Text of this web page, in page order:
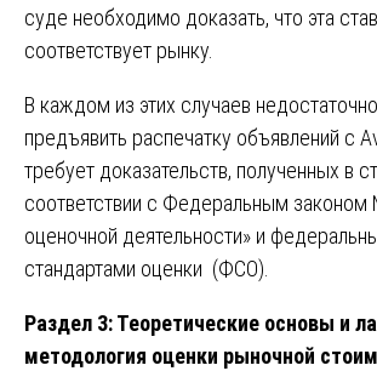
суде необходимо доказать, что эта
соответствует рынку.
В каждом из этих случаев
предъявить распечатку объявлений с
требует доказательств, полученных в
соответствии с Федеральным
оценочной деятельности» и
стандартами оценки (ФСО).
Раздел 3: Теоретические основы и
методология оценки рыночной